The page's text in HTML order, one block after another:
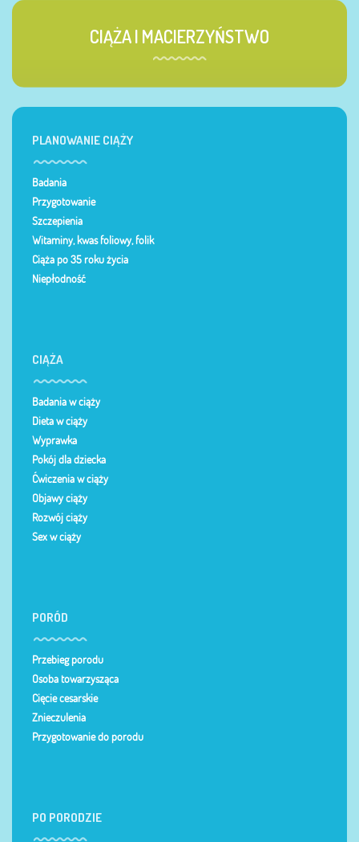
CIĄŻA I MACIERZYŃSTWO
PLANOWANIE CIĄŻY
Badania
Przygotowanie
Szczepienia
Witaminy, kwas foliowy, folik
Ciąża po 35 roku życia
Niepłodność
CIĄŻA
Badania w ciąży
Dieta w ciąży
Wyprawka
Pokój dla dziecka
Ćwiczenia w ciąży
Objawy ciąży
Rozwój ciąży
Sex w ciąży
PORÓD
Przebieg porodu
Osoba towarzysząca
Cięcie cesarskie
Znieczulenia
Przygotowanie do porodu
PO PORODZIE